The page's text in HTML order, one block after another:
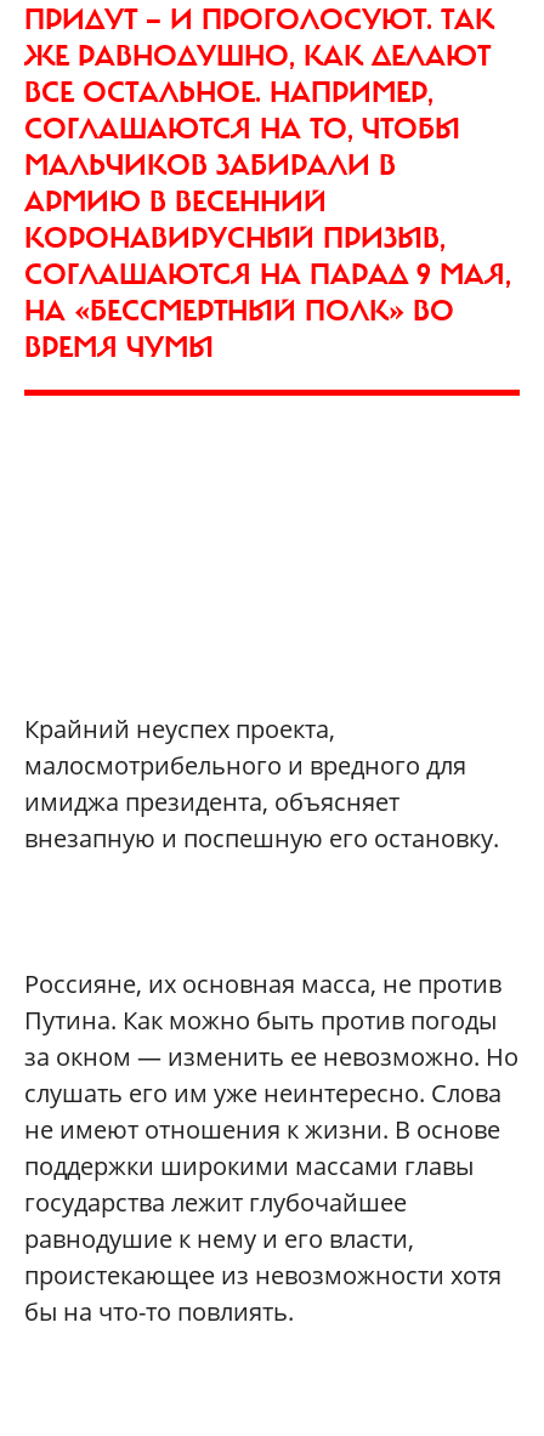
ПРИДУТ — И ПРОГОЛОСУЮТ. ТАК
ЖЕ РАВНОДУШНО, КАК ДЕЛАЮТ
ВСЕ ОСТАЛЬНОЕ. НАПРИМЕР,
СОГЛАШАЮТСЯ НА ТО, ЧТОБЫ
МАЛЬЧИКОВ ЗАБИРАЛИ В
АРМИЮ В ВЕСЕННИЙ
КОРОНАВИРУСНЫЙ ПРИЗЫВ,
СОГЛАШАЮТСЯ НА ПАРАД 9 МАЯ,
НА «БЕССМЕРТНЫЙ ПОЛК» ВО
ВРЕМЯ ЧУМЫ
Крайний неуспех проекта,
малосмотрибельного и вредного для
имиджа президента, объясняет
внезапную и поспешную его остановку.
Россияне, их основная масса, не против
Путина. Как можно быть против погоды
за окном — изменить ее невозможно. Но
слушать его им уже неинтересно. Слова
не имеют отношения к жизни. В основе
поддержки широкими массами главы
государства лежит глубочайшее
равнодушие к нему и его власти,
проистекающее из невозможности хотя
бы на что-то повлиять.